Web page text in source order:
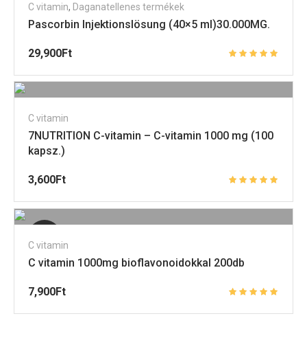
C vitamin, Daganatellenes termékek
Pascorbin Injektionslösung (40×5 ml)30.000MG.
29,900Ft
C vitamin
7NUTRITION C-vitamin – C-vitamin 1000 mg (100
kapsz.)
3,600Ft
C vitamin
C vitamin 1000mg bioflavonoidokkal 200db
7,900Ft